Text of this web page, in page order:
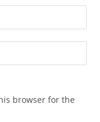
browser for the